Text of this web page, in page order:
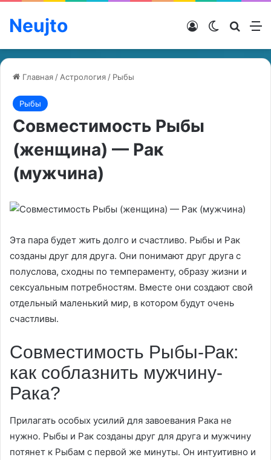
Neujto Switch skin
Войти
Главная / Астрология / Рыбы
Рыбы
Совместимость Рыбы
(женщина) — Рак
(мужчина)
Эта пара будет жить долго и счастливо. Рыбы и Рак
созданы друг для друга. Они понимают друг друга с
полуслова, сходны по темпераменту, образу жизни и
сексуальным потребностям. Вместе они создают свой
отдельный маленький мир, в котором будут очень
счастливы.
Совместимость Рыбы-Рак:
как соблазнить мужчину-
Рака?
Прилагать особых усилий для завоевания Рака не
нужно. Рыбы и Рак созданы друг для друга и мужчину
потянет к Рыбам с первой же минуты. Он интуитивно и